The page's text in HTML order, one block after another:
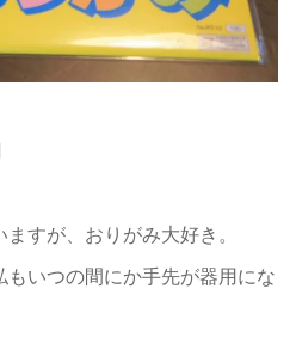
すが、おりがみ大好き。
いつの間にか手先が器用にな